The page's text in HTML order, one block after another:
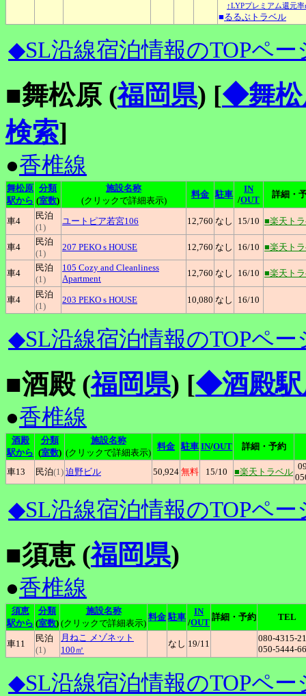
↑LYPプレミアム還元率
■るるぶトラベル
◆SL沿線宿泊情報のTOPペー
■舞松原 (福岡県) [◆舞松
検索]
●香椎線
舞松原
駅から
分類
(室数)
施設名称
(クリックで詳細表示)
料金 駐車
IN
/OUT
詳細・
車4
民泊
(1)
ユートピア若宮106 12,760 なし 15/10 ■楽天ト
車4
民泊
(1)
207 PEKO s HOUSE 12,760 なし 16/10 ■楽天ト
車4
民泊
(1)
105 Cozy and Cleanliness
Apartment
12,760 なし 16/10 ■楽天ト
車4
民泊
(1)
203 PEKO s HOUSE 10,080 なし 16/10
◆SL沿線宿泊情報のTOPペー
■酒殿 (福岡県) [◆酒殿駅
●香椎線
酒殿
駅から
分類
(室数)
施設名称
(クリックで詳細表示)
料金 駐車 IN/OUT 詳細・予約
車13 民泊(1) 迫野ビル 50,924 無料 15/10 ■楽天トラベル
◆SL沿線宿泊情報のTOPペー
■須恵 (福岡県)
●香椎線
須恵
駅から
分類
(室数)
施設名称
(クリックで詳細表示)
料金 駐車
IN
/OUT
詳細・予約 TEL
車11
民泊
(1)
月ねこ メゾネット
100㎡
なし 19/11
080-4315-
050-5444-
◆SL沿線宿泊情報のTOPペー